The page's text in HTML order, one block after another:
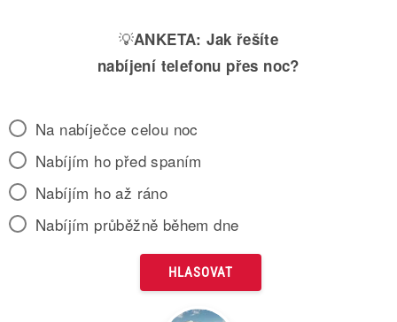
💡ANKETA: Jak řešíte
nabíjení telefonu přes noc?
Na nabíječce celou noc
Nabíjím ho před spaním
Nabíjím ho až ráno
Nabíjím průběžně během dne